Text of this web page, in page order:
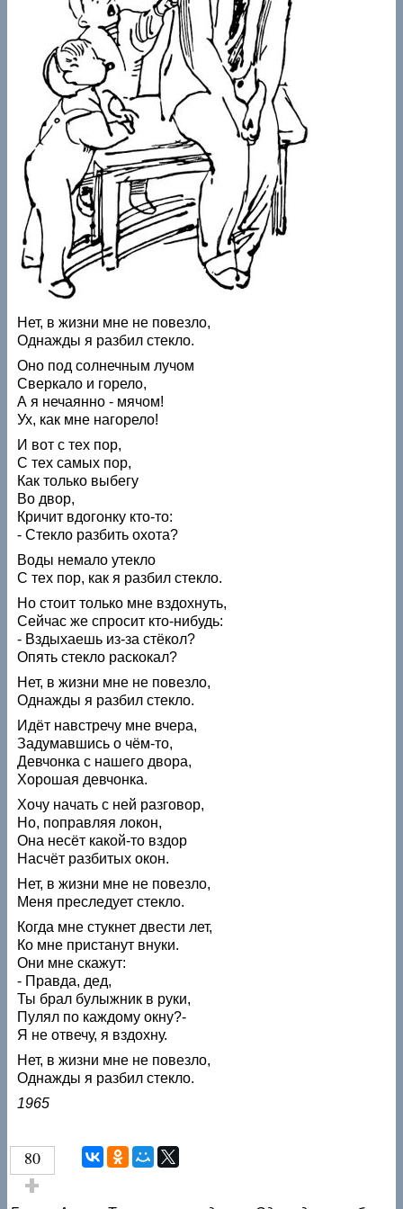
Нет, в жизни мне не повезло,
Однажды я разбил стекло.
Оно под солнечным лучом
Сверкало и горело,
А я нечаянно - мячом!
Ух, как мне нагорело!
И вот с тех пор,
С тех самых пор,
Как только выбегу
Во двор,
Кричит вдогонку кто-то:
- Стекло разбить охота?
Воды немало утекло
С тех пор, как я разбил стекло.
Но стоит только мне вздохнуть,
Сейчас же спросит кто-нибудь:
- Вздыхаешь из-за стёкол?
Опять стекло раскокал?
Нет, в жизни мне не повезло,
Однажды я разбил стекло.
Идёт навстречу мне вчера,
Задумавшись о чём-то,
Девчонка с нашего двора,
Хорошая девчонка.
Хочу начать с ней разговор,
Но, поправляя локон,
Она несёт какой-то вздор
Насчёт разбитых окон.
Нет, в жизни мне не повезло,
Меня преследует стекло.
Когда мне стукнет двести лет,
Ко мне пристанут внуки.
Они мне скажут:
- Правда, дед,
Ты брал булыжник в руки,
Пулял по каждому окну?-
Я не отвечу, я вздохну.
Нет, в жизни мне не повезло,
Однажды я разбил стекло.
1965
80
Голос за!